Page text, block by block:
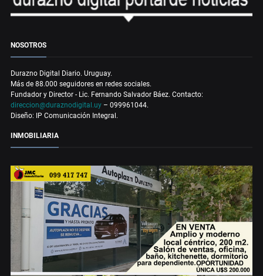
NOSOTROS
Durazno Digital Diario. Uruguay.
Más de 88.000 seguidores en redes sociales.
Fundador y Director - Lic. Fernando Salvador Báez. Contacto:
direccion@duraznodigital.uy – 099961044.
Diseño: IP Comunicación Integral.
INMOBILIARIA